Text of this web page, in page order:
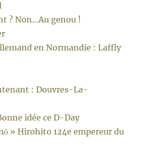
? Non…Au genou !
en Normandie : Laffly
: Douvres-La-
idée ce D-Day
» Hirohito 124e empereur du